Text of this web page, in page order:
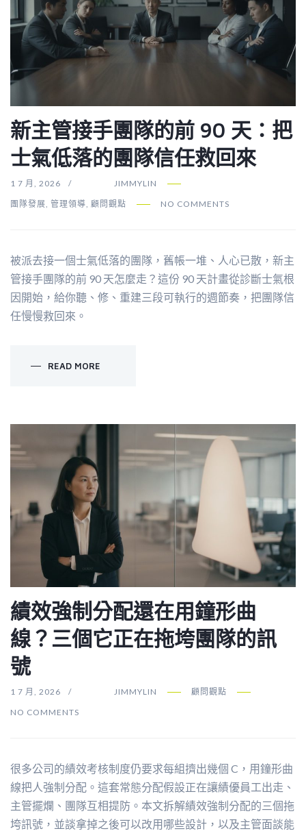
新主管接手團隊的前 90 天：把
士氣低落的團隊信任救回來
1 7 月, 2026
JIMMYLIN
團隊發展 管理領導 顧問觀點 NO COMMENTS
被派去接一個士氣低落的團隊，舊帳一堆、人心已散，新主
管接手團隊的前 90 天怎麼走？這份 90 天計畫從診斷士氣根
因開始，給你聽、修、重建三段可執行的週節奏，把團隊信
任慢慢救回來。
READ MORE
績效強制分配還在用鐘形曲
線？三個它正在拖垮團隊的訊
號
1 7 月, 2026 JIMMYLIN
顧問觀點
NO COMMENTS
很多公司的績效考核制度仍要求每組擠出幾個 C，用鐘形曲
線把人強制分配。這套常態分配假設正在讓績優員工出走、
主管擺爛、團隊互相提防。本文拆解績效強制分配的三個拖
垮訊號，並談拿掉之後可以改用哪些設計，以及主管面談能